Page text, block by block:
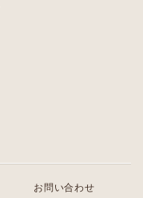
お問い合わせ